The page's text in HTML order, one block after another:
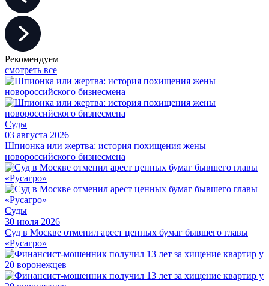
Рекомендуем
смотреть все
Суды
03 августа 2026
Шпионка или жертва: история похищения жены
новороссийского бизнесмена
Суды
30 июля 2026
Суд в Москве отменил арест ценных бумаг бывшего главы
«Русагро»